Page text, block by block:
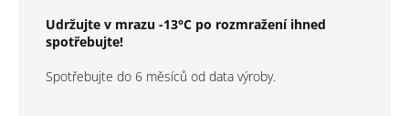
Udržujte v mrazu -13°C po rozmražení ihned
spotřebujte!
Spotřebujte do 6 měsíců od data výroby.